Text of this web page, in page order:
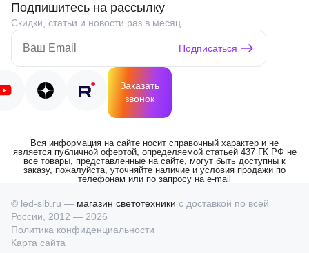
Подпишитесь на рассылку
Скидки, статьи и новости раз в месяц
Подписаться
Заказать
звонок
Вся информация на сайте носит справочный характер и не
является публичной офертой, определяемой статьей 437 ГК РФ не
все товары, представленные на сайте, могут быть доступны к
заказу, пожалуйста, уточняйте наличие и условия продажи по
телефонам или по запросу на e-mail
© led-sib.ru — магазин светотехники с доставкой по всей
России, 2012 — 2026
Политика конфиденциальности
Карта сайта